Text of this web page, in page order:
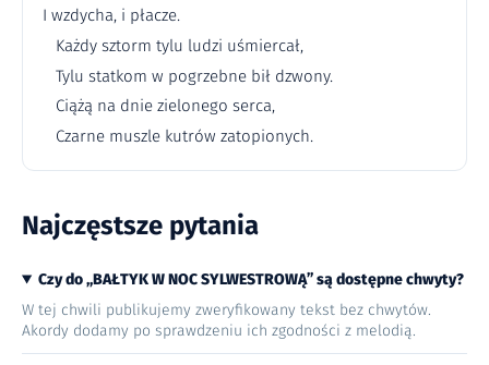
I wzdycha, i płacze.
Każdy sztorm tylu ludzi uśmiercał,
Tylu statkom w pogrzebne bił dzwony.
Ciążą na dnie zielonego serca,
Czarne muszle kutrów zatopionych.
Najczęstsze pytania
Czy do „BAŁTYK W NOC SYLWESTROWĄ” są dostępne chwyty?
W tej chwili publikujemy zweryfikowany tekst bez chwytów.
Akordy dodamy po sprawdzeniu ich zgodności z melodią.